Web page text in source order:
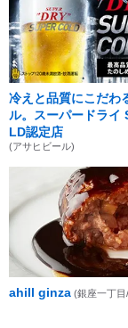
冷えと品質にこだわ
ル。スーパードライ
LD認定店
(アサヒビール)
ahill ginza (銀座一丁